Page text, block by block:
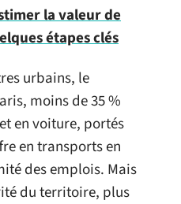
la valeur de
étapes clés
urbains, le
moins de 35 %
en voiture, portés
en transports en
des emplois. Mais
du territoire, plus